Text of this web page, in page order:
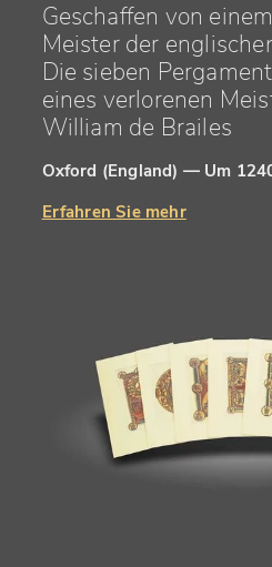
Geschaffen von
Meister der
Die sieben
eines verlorenen
William de Brailes
Oxford (England) — Um
Erfahren Sie mehr